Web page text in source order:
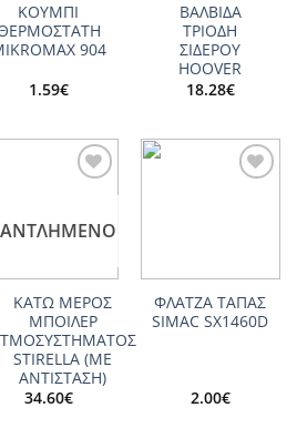
23
23A
23B
23
23A
23B
23A
23B
23
ΚΟΥΜΠΙ
904
1.59€
ΒΑΛΒΙΔΑ
ΤΡΙΟΔΗ
ΣΙΔΕΡΟΥ
HOOVER
18.28€
ΚΑΤΩ ΜΕΡΟΣ
ΜΠΟΙΛΕΡ
STIRELLA (ΜΕ
ΑΝΤΙΣΤΑΣΗ)
34.60€
ΦΛΑΤΖΑ ΤΑΠΑΣ
SIMAC SX1460D
2.00€